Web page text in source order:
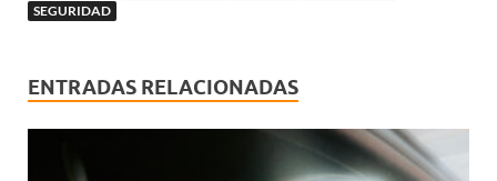
SEGURIDAD
ENTRADAS RELACIONADAS